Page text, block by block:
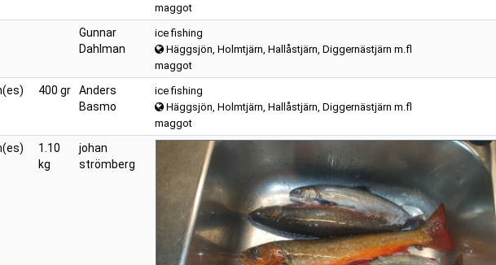
maggot
Gunnar
Dahlman
ice fishing
Häggsjön, Holmtjärn, Hallåstjärn, Diggernästjärn m.fl
maggot
400 gr
Anders
Basmo
ice fishing
Häggsjön, Holmtjärn, Hallåstjärn, Diggernästjärn m.fl
maggot
1.10
kg
johan
strömberg